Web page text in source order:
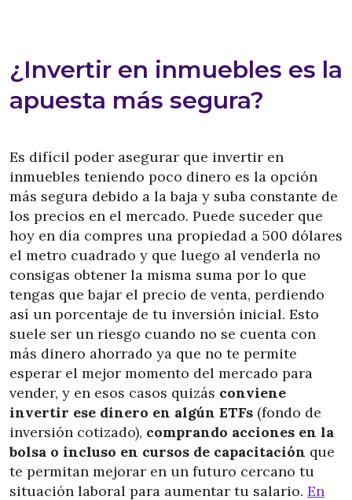
¿Invertir en inmuebles es la
apuesta más segura?
Es difícil poder asegurar que invertir en
inmuebles teniendo poco dinero es la opción
más segura debido a la baja y suba constante de
los precios en el mercado. Puede suceder que
hoy en día compres una propiedad a 500 dólares
el metro cuadrado y que luego al venderla no
consigas obtener la misma suma por lo que
tengas que bajar el precio de venta, perdiendo
así un porcentaje de tu inversión inicial. Esto
suele ser un riesgo cuando no se cuenta con
más dinero ahorrado ya que no te permite
esperar el mejor momento del mercado para
vender, y en esos casos quizás conviene
invertir ese dinero en algún ETFs (fondo de
inversión cotizado), comprando acciones en la
bolsa o incluso en cursos de capacitación que
te permitan mejorar en un futuro cercano tu
situación laboral para aumentar tu salario. En